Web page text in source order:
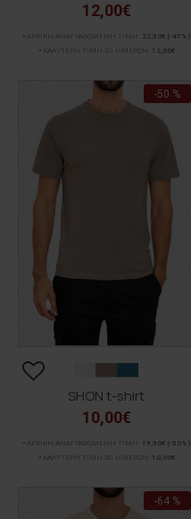
12,00€
ΑΡΧΙΚΗ ΑΝΑΓΡΑΦΟΜΕΝΗ ΤΙΜΗ: 22,50€ (-47%)
ΚΑΛΥΤΕΡΗ ΤΙΜΗ 30 ΗΜΕΡΩΝ:
12,00€
-50 %
SHON t-shirt
10,00€
ΑΡΧΙΚΗ ΑΝΑΓΡΑΦΟΜΕΝΗ ΤΙΜΗ: 19,90€ (-50%)
ΚΑΛΥΤΕΡΗ ΤΙΜΗ 30 ΗΜΕΡΩΝ:
10,00€
-64 %